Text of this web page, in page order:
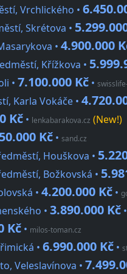
Vrchlického •
Skrétova •
• 4.900.000
Křížkova •
• 7.100.000 Kč •
Karla Vokáče •
Kč • lenkabarakova.cz (New!)
Kč • sand.cz
Houškova •
Božkovská •
• 4.200.000 Kč •
• 3.890.000 Kč •
Kč • milos-toman.cz
• 6.990.000 Kč •
Veleslavínova •